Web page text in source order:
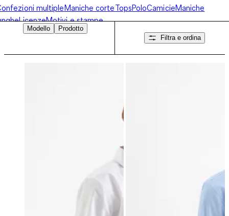
multipleManiche corteTopsPoloCamicieManiche
LicenzeMotivi e stampe
Modello
Prodotto
Filtra e ordina